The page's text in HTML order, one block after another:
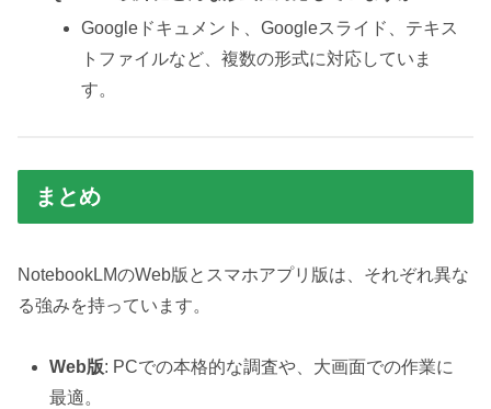
Googleドキュメント、Googleスライド、テキス
トファイルなど、複数の形式に対応していま
す。
まとめ
NotebookLMのWeb版とスマホアプリ版は、それぞれ異な
る強みを持っています。
Web版: PCでの本格的な調査や、大画面での作業に
最適。